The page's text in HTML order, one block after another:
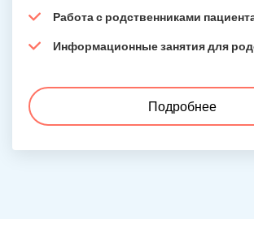
Работа с родственниками
Информационные занятия для
Подробнее